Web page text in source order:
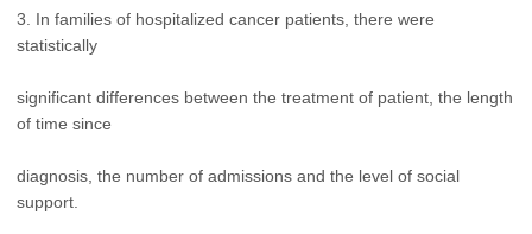
3. In families of hospitalized cancer patients, there were
statistically
significant differences between the treatment of patient, the length
of time since
diagnosis, the number of admissions and the level of social
support.